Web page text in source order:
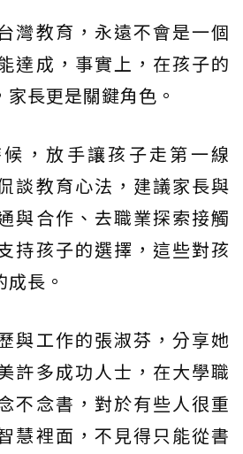
灣教育，永遠不會是一個
達成，事實上，在孩子的
長更是關鍵角色。
候，放手讓孩子走第一線
談教育心法，建議家長與
與合作、去職業探索接觸
持孩子的選擇，這些對孩
長。
與工作的張淑芬，分享她
許多成功人士，在大學職
不念書，對於有些人很重
慧裡面，不見得只能從書